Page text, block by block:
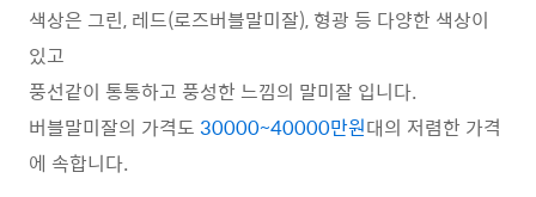
색상은 그린, 레드(로즈버블말미잘), 형광 등 다양한 색상이
있고
풍선같이 통통하고 풍성한 느낌의 말미잘 입니다.
버블말미잘의 가격도 30000~40000만원대의 저렴한 가격
에 속합니다.